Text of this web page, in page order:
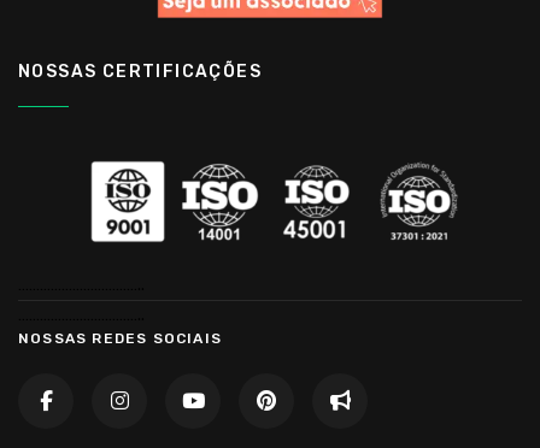
NOSSAS CERTIFICAÇÕES
NOSSAS REDES SOCIAIS